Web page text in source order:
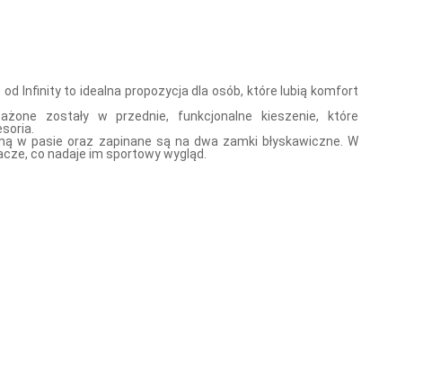
od Infinity to idealna propozycja dla osób, które lubią komfort
zostały w przednie, funkcjonalne kieszenie, które
w pasie oraz zapinane są na dwa zamki błyskawiczne. W
co nadaje im sportowy wygląd.